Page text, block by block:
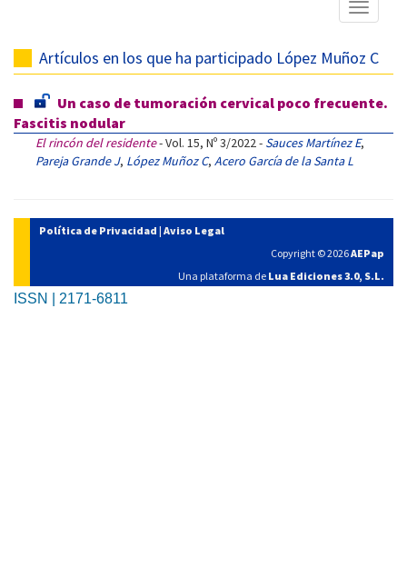
Mostrar
menú
Artículos en los que ha participado López Muñoz C
Un caso de tumoración cervical poco frecuente.
Fascitis nodular
El rincón del residente- Vol. 15, Nº 3/2022 - Sauces Martínez E,
Pareja Grande J, López Muñoz C, Acero García de la Santa L
Política de Privacidad | Aviso Legal
Copyright © 2026AEPap
Una plataforma de Lua Ediciones 3.0, S.L.
ISSN | 2171-6811